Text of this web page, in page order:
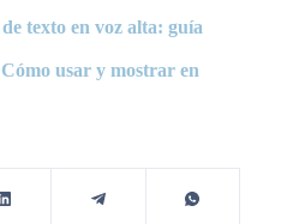
texto en voz alta: guía
usar y mostrar en